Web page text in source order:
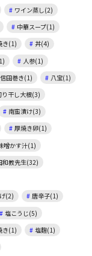
ワイン蒸し(2)
中華スープ(1)
き(1)
丼(4)
人参(1)
信田巻き(1)
八宝(1)
り干し大根(3)
南蛮漬け(3)
厚焼き卵(1)
噌かす汁(1)
和教先生(32)
(2)
唐辛子(1)
塩こうじ(5)
き(1)
塩麴(1)